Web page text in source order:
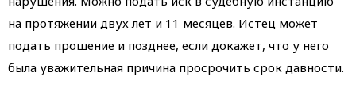
на протяжении двух лет и 11 месяцев. Истец может
подать прошение и позднее, если докажет, что у него
была уважительная причина просрочить срок давности.